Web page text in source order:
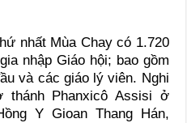
nhất Mùa Chay có 1.720
nhập Giáo hội; bao gồm
và các giáo lý viên. Nghi
Phanxicô Assisi ở
Y Gioan Thang Hán,